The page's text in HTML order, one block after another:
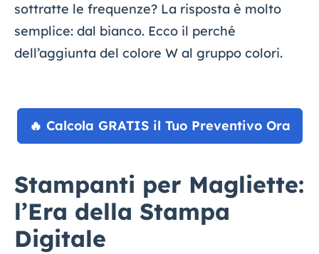
sottratte le frequenze? La risposta è molto
semplice: dal bianco. Ecco il perché
dell’aggiunta del colore W al gruppo colori.
🔥 Calcola GRATIS il Tuo Preventivo Ora
Stampanti per Magliette:
l’Era della Stampa
Digitale